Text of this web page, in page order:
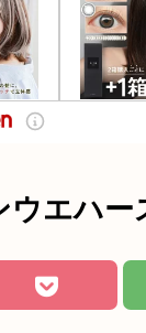
エハー